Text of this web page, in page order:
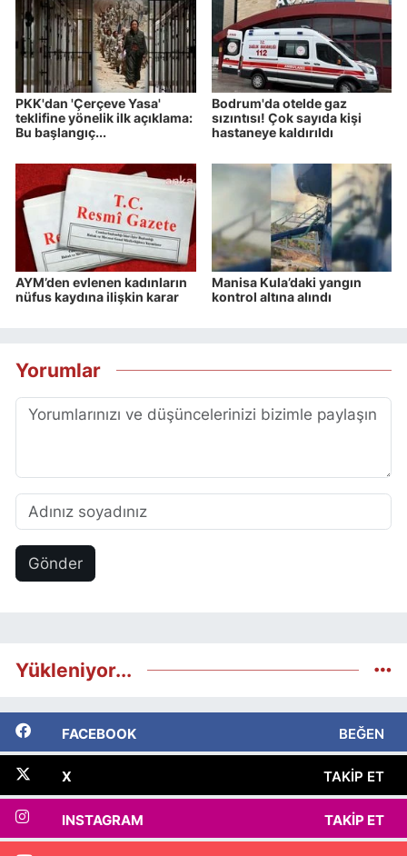
PKK'dan 'Çerçeve Yasa'
teklifine yönelik ilk açıklama:
Bu başlangıç...
Bodrum'da otelde gaz
sızıntısı! Çok sayıda kişi
hastaneye kaldırıldı
AYM’den evlenen kadınların
nüfus kaydına ilişkin karar
Manisa Kula’daki yangın
kontrol altına alındı
Yorumlar
Gönder
Yükleniyor...
FACEBOOK BEĞEN
X TAKIP ET
INSTAGRAM TAKIP ET